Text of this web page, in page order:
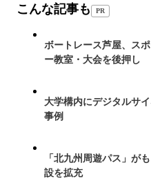
こんな記事も PR
ボートレース芦屋、ス
ー教室・大会を後押し
大学構内にデジタルサ
事例
「北九州周遊パス」が
設を拡充